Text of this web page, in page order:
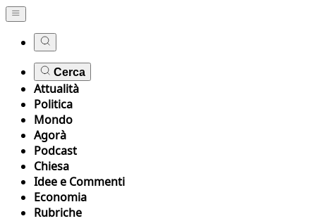
Cerca
Attualità
Politica
Mondo
Agorà
Podcast
Chiesa
Idee e Commenti
Economia
Rubriche